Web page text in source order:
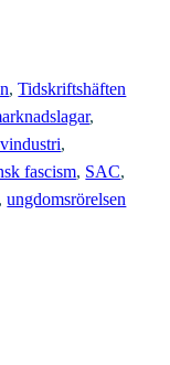
, Tidskriftshäften
fascism, SAC
, ungdomsrörelsen